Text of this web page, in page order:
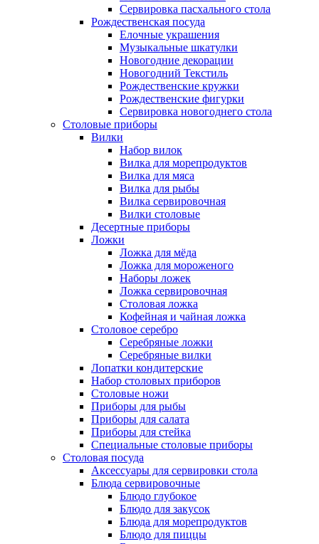
Сервировка пасхального стола
Рождественская посуда
Елочные украшения
Музыкальные шкатулки
Новогодние декорации
Новогодний Текстиль
Рождественские кружки
Рождественские фигурки
Сервировка новогоднего стола
Столовые приборы
Вилки
Набор вилок
Вилка для морепродуктов
Вилка для мяса
Вилка для рыбы
Вилка сервировочная
Вилки столовые
Десертные приборы
Ложки
Ложка для мёда
Ложка для мороженого
Наборы ложек
Ложка сервировочная
Столовая ложка
Кофейная и чайная ложка
Столовое серебро
Серебряные ложки
Серебряные вилки
Лопатки кондитерские
Набор столовых приборов
Столовые ножи
Приборы для рыбы
Приборы для салата
Приборы для стейка
Специальные столовые приборы
Столовая посуда
Аксессуары для сервировки стола
Блюда сервировочные
Блюдо глубокое
Блюдо для закусок
Блюда для морепродуктов
Блюдо для пиццы